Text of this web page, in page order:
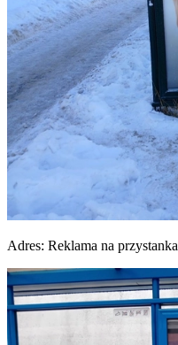
Adres: Reklama na